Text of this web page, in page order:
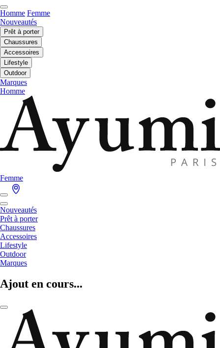
Homme Femme
Nouveautés
Prêt à porter
Chaussures
Accessoires
Lifestyle
Outdoor
Marques
Homme
Femme
Nouveautés
Prêt à porter
Chaussures
Accessoires
Lifestyle
Outdoor
Marques
Ajout en cours...